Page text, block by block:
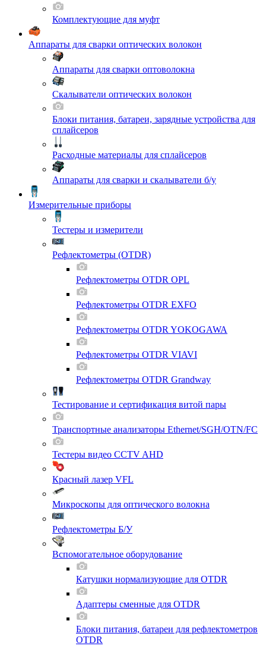
Комплектующие для муфт
Аппараты для сварки оптических волокон
Аппараты для сварки оптоволокна
Скалыватели оптических волокон
Блоки питания, батареи, зарядные устройства для
сплайсеров
Расходные материалы для сплайсеров
Аппараты для сварки и скалыватели б/у
Измерительные приборы
Тестеры и измерители
Рефлектометры (OTDR)
Рефлектометры OTDR OPL
Рефлектометры OTDR EXFO
Рефлектометры OTDR YOKOGAWA
Рефлектометры OTDR VIAVI
Рефлектометры OTDR Grandway
Тестирование и сертификация витой пары
Транспортные анализаторы Ethernet/SGH/OTN/FC
Тестеры видео CCTV AHD
Красный лазер VFL
Микроскопы для оптического волокна
Рефлектометры Б/У
Вспомогательное оборудование
Катушки нормализующие для OTDR
Адаптеры сменные для OTDR
Блоки питания, батареи для рефлектометров
OTDR